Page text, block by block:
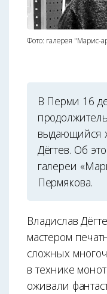
Фото: галерея "Марис-
В Перми 16
выдающийся
Дёгтев. Об
галереи
Пермякова.
Владислав
мастером
сложных
в технике
оживали